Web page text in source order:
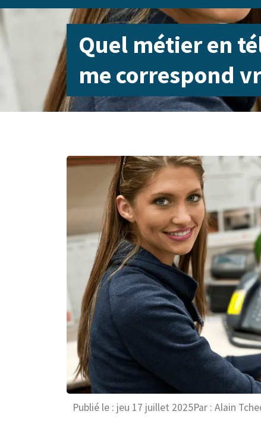
Quel métier en
me correspond
Publié le : jeu 17 juillet 2025Par : Alain